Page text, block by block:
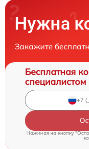
Нужна
Закажите
Бесплатная
специалистом
Нажимая на кнопку